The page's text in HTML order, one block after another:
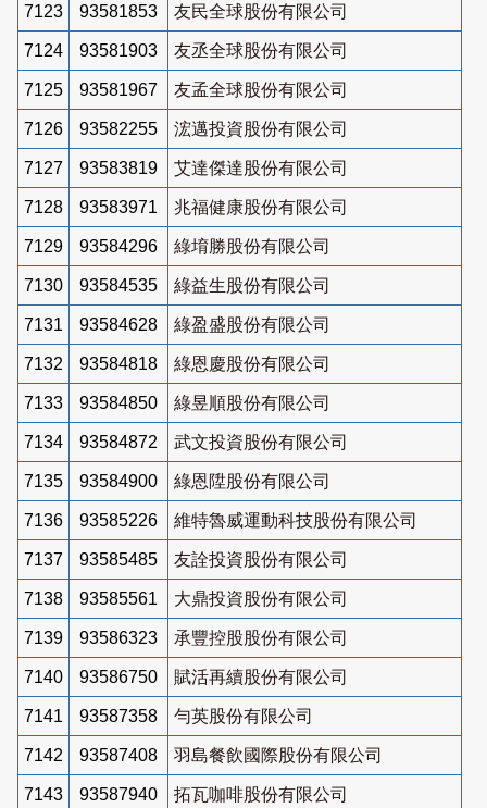
7123 93581853 友民全球股份有限公司
7124 93581903 友丞全球股份有限公司
7125 93581967 友孟全球股份有限公司
7126 93582255 浤邁投資股份有限公司
7127 93583819 艾達傑達股份有限公司
7128 93583971 兆福健康股份有限公司
7129 93584296 綠堉勝股份有限公司
7130 93584535 綠益生股份有限公司
7131 93584628 綠盈盛股份有限公司
7132 93584818 綠恩慶股份有限公司
7133 93584850 綠昱順股份有限公司
7134 93584872 武文投資股份有限公司
7135 93584900 綠恩陞股份有限公司
7136 93585226 維特魯威運動科技股份有限公司
7137 93585485 友詮投資股份有限公司
7138 93585561 大鼎投資股份有限公司
7139 93586323 承豐控股股份有限公司
7140 93586750 賦活再續股份有限公司
7141 93587358 勻英股份有限公司
7142 93587408 羽島餐飲國際股份有限公司
7143 93587940 拓瓦咖啡股份有限公司